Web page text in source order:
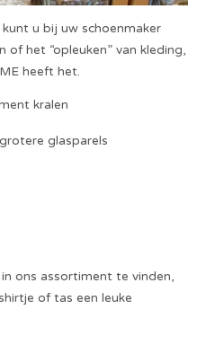
u bij uw schoenmaker
of het “opleuken” van kleding,
heeft het.
kralen
glasparels
ons assortiment te vinden,
of tas een leuke